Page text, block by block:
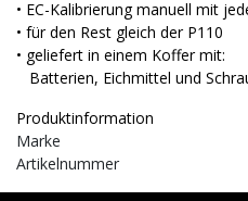
• EC-Kalibrierung manuell mit
• für den Rest gleich der P110
• geliefert in einem Koffer mit:
Batterien, Eichmittel und
Produktinformation
Marke
Artikelnummer